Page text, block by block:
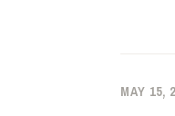
MAY 15,